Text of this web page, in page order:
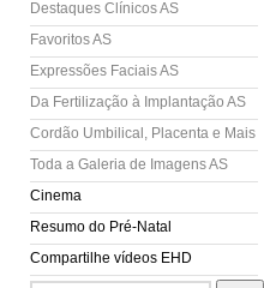
Destaques Clínicos AS
Favoritos AS
Expressões Faciais AS
Da Fertilização à Implantação AS
Cordão Umbilical, Placenta e Mais
Toda a Galeria de Imagens AS
Cinema
Resumo do Pré-Natal
Compartilhe vídeos EHD